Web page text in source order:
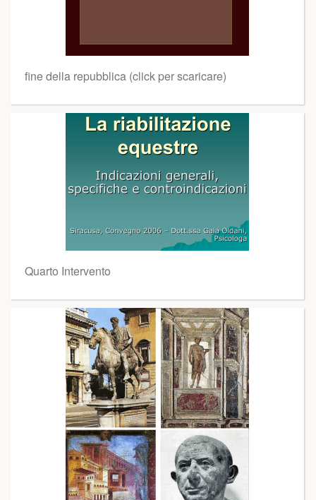
fine della repubblica (click per scaricare)
Quarto Intervento